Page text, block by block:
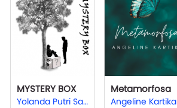
MYSTERY BOX
Yolanda Putri Salsabyla
Metamorfosa
Angeline Kartika